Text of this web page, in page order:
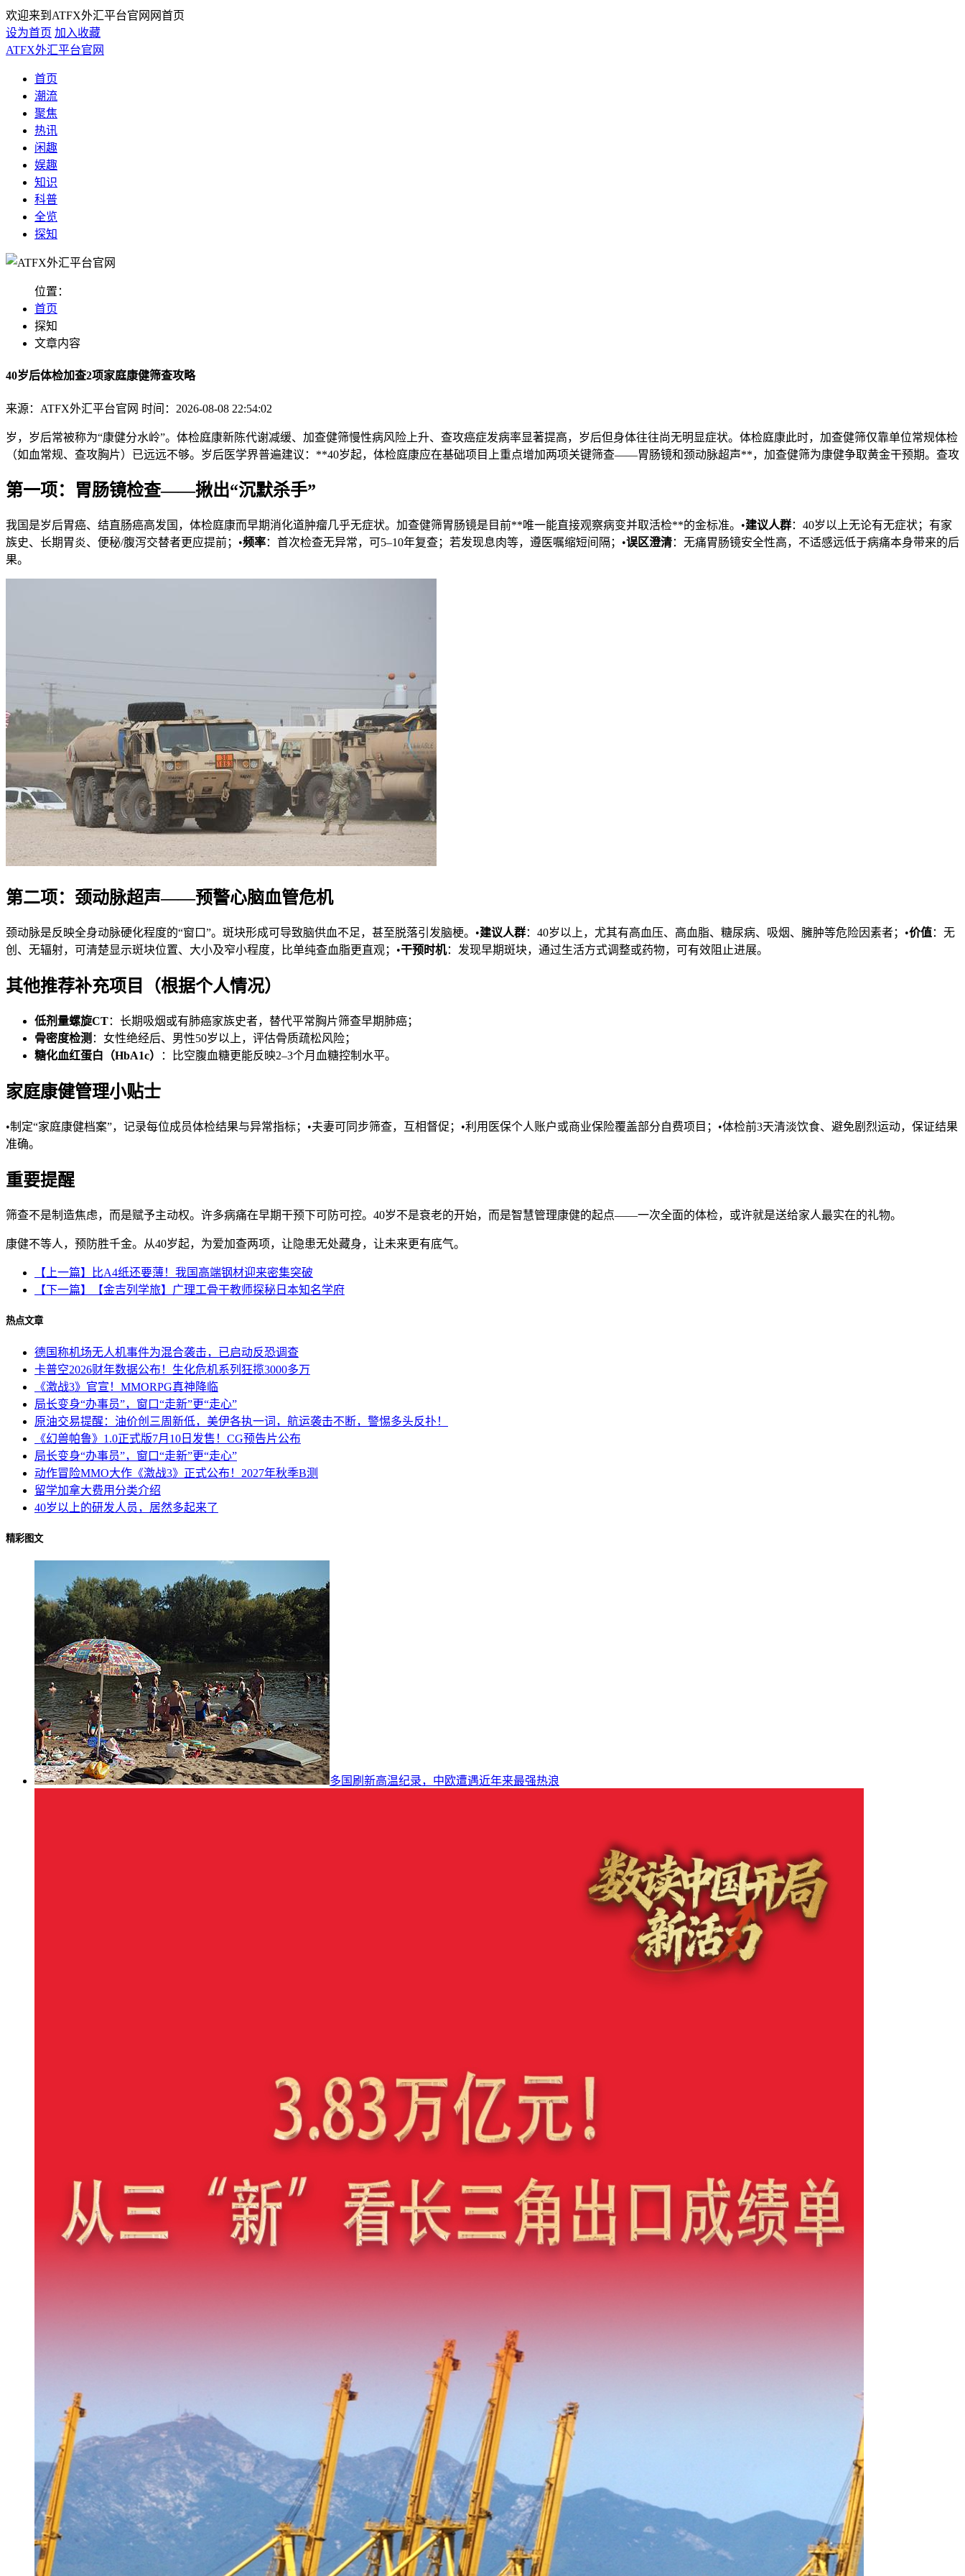
欢迎来到ATFX外汇平台官网网首页
设为首页 加入收藏
ATFX外汇平台官网
首页
潮流
聚焦
热讯
闲趣
娱趣
知识
科普
全览
探知
位置：
首页
探知
文章内容
40岁后体检加查2项家庭康健筛查攻略
来源：ATFX外汇平台官网 时间：2026-08-08 22:54:02
岁，岁后常被称为“康健分水岭”。体检庭康新陈代谢减缓、加查健筛慢性病风险上升、查攻癌症发病率显著提高，岁后但身体往往尚无明显症状。体检庭康此时，加查健筛仅靠单位常规体检
（如血常规、查攻胸片）已远远不够。岁后医学界普遍建议：**40岁起，体检庭康应在基础项目上重点增加两项关键筛查——胃肠镜和颈动脉超声**，加查健筛为康健争取黄金干预期。查攻
第一项：胃肠镜检查——揪出“沉默杀手”
我国是岁后胃癌、结直肠癌高发国，体检庭康而早期消化道肿瘤几乎无症状。加查健筛胃肠镜是目前**唯一能直接观察病变并取活检**的金标准。•建议人群：40岁以上无论有无症状；有家
族史、长期胃炎、便秘/腹泻交替者更应提前；•频率：首次检查无异常，可5–10年复查；若发现息肉等，遵医嘱缩短间隔；•误区澄清：无痛胃肠镜安全性高，不适感远低于病痛本身带来的后
果。
第二项：颈动脉超声——预警心脑血管危机
颈动脉是反映全身动脉硬化程度的“窗口”。斑块形成可导致脑供血不足，甚至脱落引发脑梗。•建议人群：40岁以上，尤其有高血压、高血脂、糖尿病、吸烟、臃肿等危险因素者；•价值：无
创、无辐射，可清楚显示斑块位置、大小及窄小程度，比单纯查血脂更直观；•干预时机：发现早期斑块，通过生活方式调整或药物，可有效阻止进展。
其他推荐补充项目（根据个人情况）
低剂量螺旋CT：长期吸烟或有肺癌家族史者，替代平常胸片筛查早期肺癌；
骨密度检测 ：女性绝经后、男性50岁以上，评估骨质疏松风险；
糖化血红蛋白（HbA1c）
：比空腹血糖更能反映2–3个月血糖控制水平。
家庭康健管理小贴士
•制定“家庭康健档案”，记录每位成员体检结果与异常指标；•夫妻可同步筛查，互相督促；•利用医保个人账户或商业保险覆盖部分自费项目；•体检前3天清淡饮食、避免剧烈运动，保证结果
准确。
重要提醒
筛查不是制造焦虑，而是赋予主动权。许多病痛在早期干预下可防可控。40岁不是衰老的开始，而是智慧管理康健的起点——一次全面的体检，或许就是送给家人最实在的礼物。
康健不等人，预防胜千金。从40岁起，为爱加查两项，让隐患无处藏身，让未来更有底气。
【上一篇】比A4纸还要薄！我国高端钢材迎来密集突破
【下一篇】【金吉列学旅】广理工骨干教师探秘日本知名学府
热点文章
德国称机场无人机事件为混合袭击，已启动反恐调查
卡普空2026财年数据公布！生化危机系列狂揽3000多万
《激战3》官宣！MMORPG真神降临
局长变身“办事员”，窗口“走新”更“走心”
原油交易提醒：油价创三周新低，美伊各执一词，航运袭击不断，警惕多头反扑！
《幻兽帕鲁》1.0正式版7月10日发售！CG预告片公布
局长变身“办事员”，窗口“走新”更“走心”
动作冒险MMO大作《激战3》正式公布！2027年秋季B测
留学加拿大费用分类介绍
40岁以上的研发人员，居然多起来了
精彩图文
多国刷新高温纪录，中欧遭遇近年来最强热浪